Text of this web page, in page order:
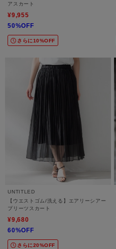
アスカート
¥9,955
50%OFF
さらに10%OFF
UNTITLED
【ウエストゴム/洗える】エアリーシアー
プリーツスカート
¥9,680
60%OFF
さらに20%OFF